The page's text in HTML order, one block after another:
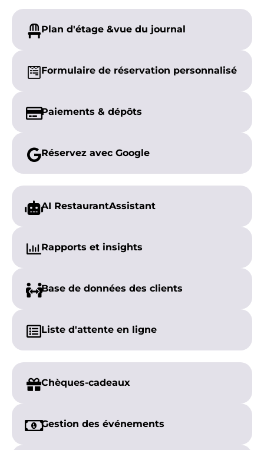
Plan d'étage &vue du journal
Formulaire de réservation personnalisé
Paiements & dépôts
Réservez avec Google
AI RestaurantAssistant
Rapports et insights
Base de données des clients
Liste d'attente en ligne
Chèques-cadeaux
Gestion des événements